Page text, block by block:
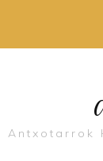
Antxotarrok